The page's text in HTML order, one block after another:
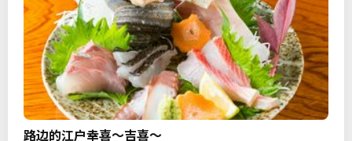
路边的江户幸喜〜吉喜〜